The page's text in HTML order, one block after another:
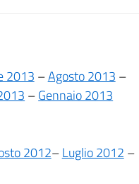
2013 –Agosto 2013 –
–Gennaio 2013
2012–Luglio 2012 –